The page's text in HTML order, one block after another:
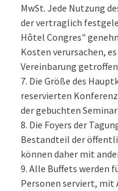
MwSt. Jede Nutzung
der vertraglich
Hôtel Congres"
Kosten verursachen,
Vereinbarung
Die Größe des
reservierten
der gebuchten
Die Foyers der
Bestandteil der
können daher mit
Alle Buffets werden
Personen serviert, mit